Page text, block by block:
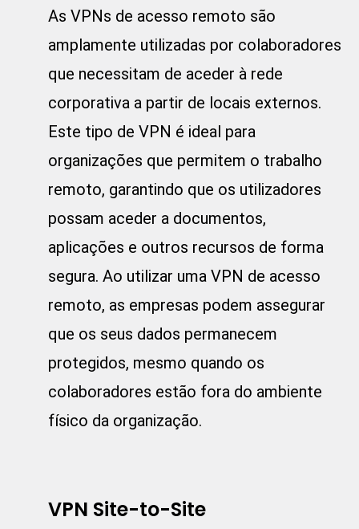
As VPNs de acesso remoto são
amplamente utilizadas por colaboradores
que necessitam de aceder à rede
corporativa a partir de locais externos.
Este tipo de VPN é ideal para
organizações que permitem o trabalho
remoto, garantindo que os utilizadores
possam aceder a documentos,
aplicações e outros recursos de forma
segura. Ao utilizar uma VPN de acesso
remoto, as empresas podem assegurar
que os seus dados permanecem
protegidos, mesmo quando os
colaboradores estão fora do ambiente
físico da organização.
VPN Site-to-Site